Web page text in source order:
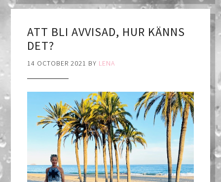
ATT BLI AVVISAD, HUR KÄNNS
DET?
14 OCTOBER 2021 BY LENA